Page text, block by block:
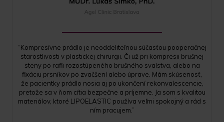
“Kompresívne prádlo je neoddeliteľnou súčasťou pooperačnej
starostlivosti v plastickej chirurgii. Či už pri kompresii brušnej
steny po rafii rozostúpeného brušného svalstva, alebo na
fixáciu prsníkov po zväčšení alebo úprave. Mám skúsenosť,
že pacientky prádlo nosia aj po ukončení rekonvalescencie,
pretože sa v ňom cítia bezpečne a príjemne. Ja som s kvalitou
materiálov, ktoré LIPOELASTIC používa veľmi spokojný a rád s
ním pracujem.”